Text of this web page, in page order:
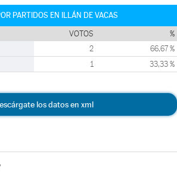
PARTIDOS EN ILLÁN DE VACAS
VOTOS %
2 66,67 %
1 33,33 %
los datos en xml